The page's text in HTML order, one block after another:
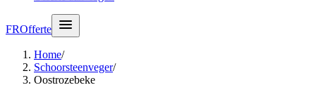
FROfferte
Home/
Schoorsteenveger/
Oostrozebeke